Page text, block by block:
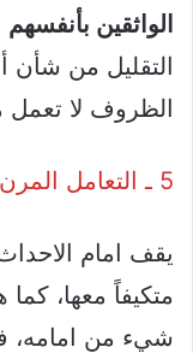
الواثقين بأنفسهم
التقليل من شأن
الظروف لا
5 ـ التعامل المرن مع الأحداث:
يقف امام
متكيفاً معها،
شيء من امامه،